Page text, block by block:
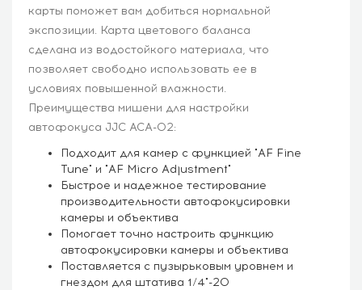
карты поможет вам добиться нормальной
экспозиции. Карта цветового баланса
сделана из водостойкого материала, что
позволяет свободно использовать ее в
условиях повышенной влажности.
Преимущества мишени для настройки
автофокуса JJC ACA-02:
Подходит для камер с функцией "AF Fine
Tune" и "AF Micro Adjustment"
Быстрое и надежное тестирование
производительности автофокусировки
камеры и объектива
Помогает точно настроить функцию
автофокусировки камеры и объектива
Поставляется с пузырьковым уровнем и
гнездом для штатива 1/4"-20